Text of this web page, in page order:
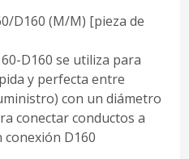
D160 (M/M) [pieza de
D160 se utiliza para
y perfecta entre
con un diámetro
conectar conductos a
conexión D160